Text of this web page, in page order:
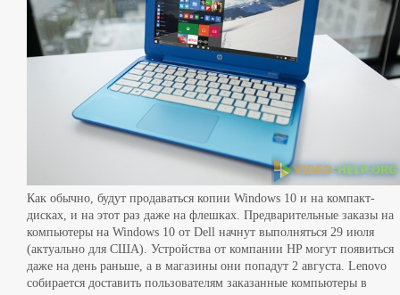
Как обычно, будут продаваться копии Windows 10 и на компакт-
дисках, и на этот раз даже на флешках. Предварительные заказы на
компьютеры на Windows 10 от Dell начнут выполняться 29 июля
(актуально для США). Устройства от компании HP могут появиться
даже на день раньше, а в магазины они попадут 2 августа. Lenovo
собирается доставить пользователям заказанные компьютеры в